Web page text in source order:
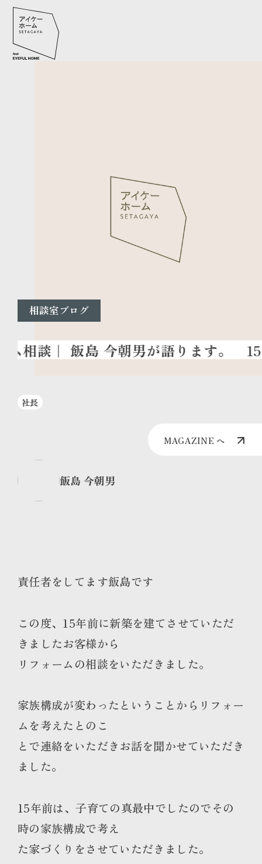
相談室ブログ
社長
MAGAZINE へ
飯島 今朝男
責任者をしてます飯島です
この度、15年前に新築を建てさせていただ
きましたお客様から
リフォームの相談をいただきました。
家族構成が変わったということからリフォー
ムを考えたとのこ
とで連絡をいただきお話を聞かせていただき
ました。
15年前は、子育ての真最中でしたのでその
時の家族構成で考え
た家づくりをさせていただきました。